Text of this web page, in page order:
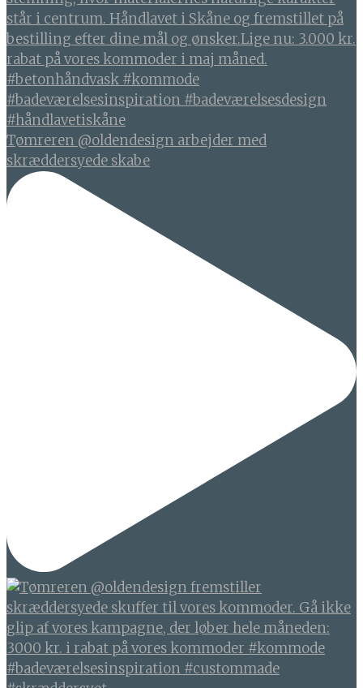
Tømreren @oldendesign arbejder med
skræddersyede skabe